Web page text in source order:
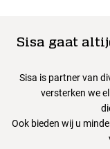
Sisa gaat
Sisa is partner van
versterken we
Ook bieden wij u